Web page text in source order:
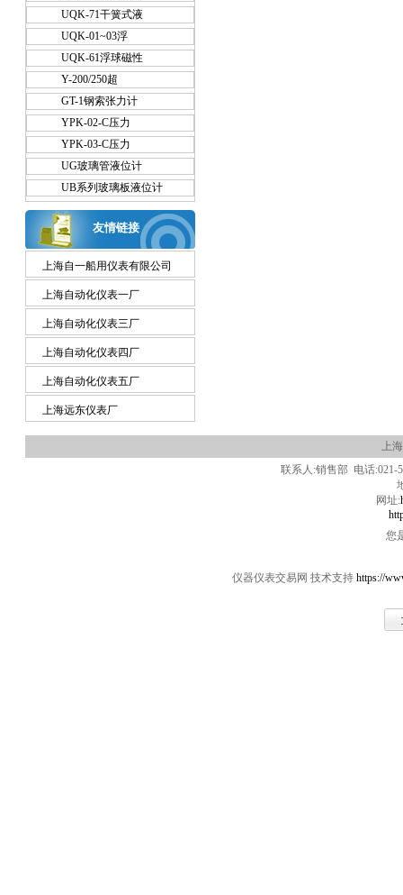
UQK-71干簧式液
UQK-01~03浮
UQK-61浮球磁性
Y-200/250超
GT-1钢索张力计
YPK-02-C压力
YPK-03-C压力
UG玻璃管液位计
UB系列玻璃板液位计
友情链接
上海自一船用仪表有限公司
上海自动化仪表一厂
上海自动化仪表三厂
上海自动化仪表四厂
上海自动化仪表五厂
上海远东仪表厂
上
联系人:销售部 电话:021-
网址:
您
仪器仪表交易网 技术支持 https://